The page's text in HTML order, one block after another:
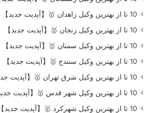
10 تا از بهترین وکیل زاهدان 🥇【آپدیت جدید】
10 تا از بهترین وکیل زنجان 🥇【آپدیت جدید】
10 تا از بهترین وکیل سمنان 🥇【آپدیت جدید】
10 تا از بهترین وکیل سنندج 🥇【آپدیت جدید】
10 تا از بهترین وکیل شرق تهران 🥇【آپدیت جدید】
10 تا از بهترین وکیل شهر قدس 🥇【آپدیت جدید】
10 تا از بهترین وکیل شهرکرد 🥇【آپدیت جدید】